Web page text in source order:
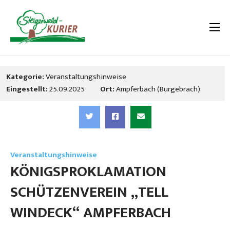
Kategorie:Veranstaltungshinweise
Eingestellt:25.09.2025 Ort:Ampferbach (Burgebrach)
Veranstaltungshinweise
KÖNIGSPROKLAMATION
SCHÜTZENVEREIN „TELL
WINDECK“ AMPFERBACH